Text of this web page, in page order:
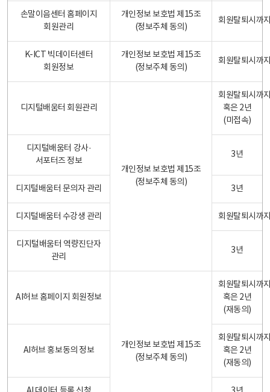
손말이음센터 홈페이지
회원관리
개인정보 보호법 제15조
(정보주체 동의)
회원탈퇴시까
K-ICT 빅데이터센터
회원정보
개인정보 보호법 제15조
(정보주체 동의)
회원탈퇴시까
디지털배움터 회원관리
개인정보 보호법 제15조
(정보주체 동의)
회원탈퇴시까
혹은 2년
(미접속)
디지털배움터 강사·
서포터즈 정보
3년
디지털배움터 문의자 관리 3년
디지털배움터 수강생 관리 회원탈퇴시까
디지털배움터 역량진단자
관리
3년
AI허브 홈페이지 회원정보
개인정보 보호법 제15조
(정보주체 동의)
회원탈퇴시까
혹은 2년
(재동의)
AI허브 홍보동의 정보
회원탈퇴시까
혹은 2년
(재동의)